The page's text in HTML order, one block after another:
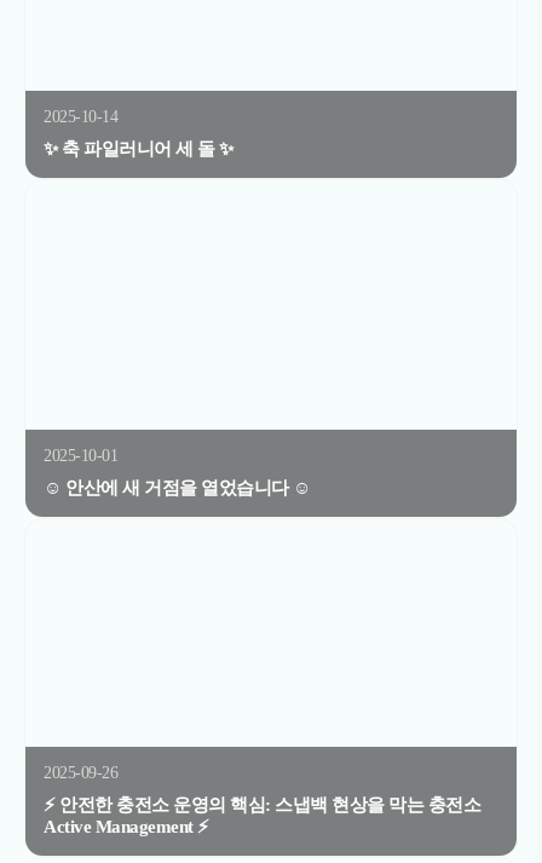
2025-10-14
✨ 축 파일러니어 세 돌 ✨
2025-10-01
☺️ 안산에 새 거점을 열었습니다 ☺️
2025-09-26
⚡ 안전한 충전소 운영의 핵심: 스냅백 현상을 막는 충전소
Active Management ⚡